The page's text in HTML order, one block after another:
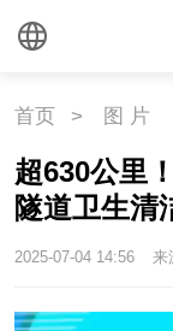
首页 > 图 片
超630公里
隧道卫生清
2025-07-04 14:56 来